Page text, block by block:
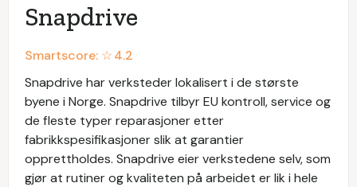
Snapdrive
Smartscore: ☆4.2
Snapdrive har verksteder lokalisert i de største
byene i Norge. Snapdrive tilbyr EU kontroll, service og
de fleste typer reparasjoner etter
fabrikkspesifikasjoner slik at garantier
opprettholdes. Snapdrive eier verkstedene selv, som
gjør at rutiner og kvaliteten på arbeidet er lik i hele